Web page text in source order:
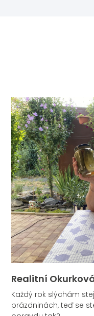
Realitní
Každý rok slýchám
prázdninách, teď se